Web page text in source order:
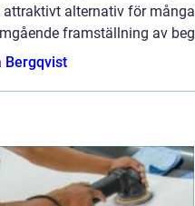
attraktivt alternativ för
framställning av
Bergqvist